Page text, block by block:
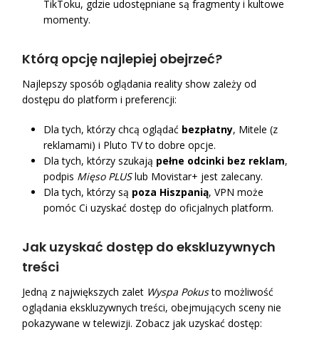
TikToku, gdzie udostępniane są fragmenty i kultowe
momenty.
Którą opcję najlepiej obejrzeć?
Najlepszy sposób oglądania reality show zależy od
dostępu do platform i preferencji:
Dla tych, którzy chcą oglądać bezpłatny, Mitele (z
reklamami) i Pluto TV to dobre opcje.
Dla tych, którzy szukają pełne odcinki bez reklam,
podpis Mięso PLUSlub Movistar+ jest zalecany.
Dla tych, którzy są poza Hiszpanią, VPN może
pomóc Ci uzyskać dostęp do oficjalnych platform.
Jak uzyskać dostęp do ekskluzywnych
treści
Jedną z największych zalet Wyspa Pokusto możliwość
oglądania ekskluzywnych treści, obejmujących sceny nie
pokazywane w telewizji. Zobacz jak uzyskać dostęp: